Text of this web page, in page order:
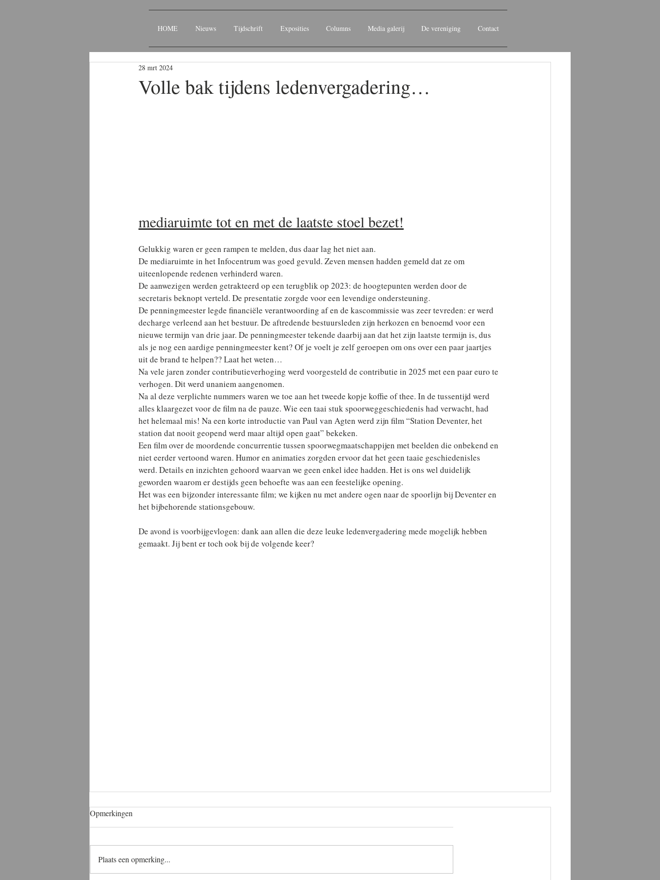
HOME Nieuws Tijdschrift Exposities Columns Media galerij De vereniging Contact
Volle bak tijdens ledenvergadering…
28 mrt 2024
mediaruimte tot en met de laatste stoel bezet!
Gelukkig waren er geen rampen te melden, dus daar lag het niet aan.
De mediaruimte in het Infocentrum was goed gevuld. Zeven mensen hadden gemeld dat ze om
uiteenlopende redenen verhinderd waren.
De aanwezigen werden getrakteerd op een terugblik op 2023: de hoogtepunten werden door de
secretaris beknopt verteld. De presentatie zorgde voor een levendige ondersteuning.
De penningmeester legde financiële verantwoording af en de kascommissie was zeer tevreden: er werd
decharge verleend aan het bestuur. De aftredende bestuursleden zijn herkozen en benoemd voor een
nieuwe termijn van drie jaar. De penningmeester tekende daarbij aan dat het zijn laatste termijn is, dus
als je nog een aardige penningmeester kent? Of je voelt je zelf geroepen om ons over een paar jaartjes
uit de brand te helpen?? Laat het weten…
Na vele jaren zonder contributieverhoging werd voorgesteld de contributie in 2025 met een paar euro te
verhogen. Dit werd unaniem aangenomen.
Na al deze verplichte nummers waren we toe aan het tweede kopje koffie of thee. In de tussentijd werd
alles klaargezet voor de film na de pauze. Wie een taai stuk spoorweggeschiedenis had verwacht, had
het helemaal mis! Na een korte introductie van Paul van Agten werd zijn film “Station Deventer, het
station dat nooit geopend werd maar altijd open gaat” bekeken.
Een film over de moordende concurrentie tussen spoorwegmaatschappijen met beelden die onbekend en
niet eerder vertoond waren. Humor en animaties zorgden ervoor dat het geen taaie geschiedenisles
werd. Details en inzichten gehoord waarvan we geen enkel idee hadden. Het is ons wel duidelijk
geworden waarom er destijds geen behoefte was aan een feestelijke opening.
Het was een bijzonder interessante film; we kijken nu met andere ogen naar de spoorlijn bij Deventer en
het bijbehorende stationsgebouw.
De avond is voorbijgevlogen: dank aan allen die deze leuke ledenvergadering mede mogelijk hebben
gemaakt. Jij bent er toch ook bij de volgende keer?
Opmerkingen
Plaats een opmerking...